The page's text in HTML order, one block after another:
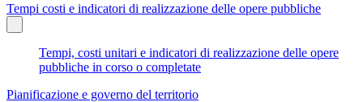
Tempi costi e indicatori di realizzazione delle opere pubbliche
Tempi, costi unitari e indicatori di realizzazione delle opere
pubbliche in corso o completate
Pianificazione e governo del territorio